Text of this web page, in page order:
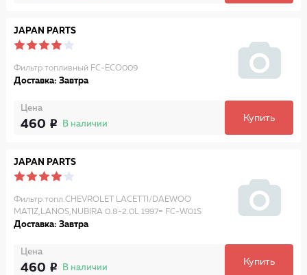
JAPAN PARTS
Фильтр топливный FC-ECO009
Доставка: Завтра
Цена
460 В наличии
Купить
JAPAN PARTS
Фильтр топл.CHEVROLET LACETTI/DAEWOO
MATIZ,LANOS,NUBIRA 0.8-2.0L 1997= FC-W01S
Доставка: Завтра
Цена
460 В наличии
Купить